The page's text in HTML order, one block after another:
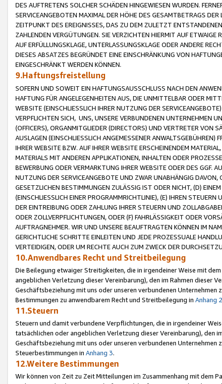
DES AUFTRETENS SOLCHER SCHÄDEN HINGEWIESEN WURDEN.
SERVICEANGEBOTEN MAXIMAL DER HÖHE DES GESAMTBETRAGS
ZEITPUNKT DES EREIGNISSES, DAS ZU DEM ZULETZT
ZAHLENDEN VERGÜTUNGEN. SIE VERZICHTEN HIERMIT AUF
AUF ERFÜLLUNGSKLAGE, UNTERLASSUNGSKLAGE ODER ANDERE
DIESES ABSATZES BEGRÜNDET EINE EINSCHRÄNKUNG VON
EINGESCHRÄNKT WERDEN KÖNNEN.
9.Haftungsfreistellung
SOFERN UND SOWEIT EIN HAFTUNGSAUSSCHLUSS NACH DEN
HAFTUNG FÜR ANGELEGENHEITEN AUS, DIE UNMITTELBAR ODER
WEBSITE (EINSCHLIESSLICH IHRER NUTZUNG DER
VERPFLICHTEN SICH, UNS, UNSERE VERBUNDENEN UNTERNEHMEN
(OFFICERS), ORGANMITGLIEDER (DIRECTORS) UND VERTRETER VON
AUSLAGEN (EINSCHLIESSLICH ANGEMESSENER
IHRER WEBSITE BZW. AUF IHRER WEBSITE ERSCHEINENDEM
MATERIALS MIT ANDEREN APPLIKATIONEN, INHALTEN ODER
BEWERBUNG ODER VERMARKTUNG IHRER WEBSITE ODER DES GGF.
NUTZUNG DER SERVICEANGEBOTE UND ZWAR UNABHÄNGIG
GESETZLICHEN BESTIMMUNGEN ZULÄSSIG IST ODER NICHT, (D)
(EINSCHLIESSLICH EINER PROGRAMMRICHTLINIE), (E) IHREN
DER EINTREIBUNG ODER ZAHLUNG IHRER STEUERN UND
ODER ZOLLVERPFLICHTUNGEN, ODER (F) FAHRLÄSSIGKEIT ODER
AUFTRAGNEHMER. WIR UND UNSERE BEAUFTRAGTEN KÖNNEN IM
GERICHTLICHE SCHRITTE EINLEITEN UND JEDE PROZESSUALE
VERTEIDIGEN, ODER UM RECHTE AUCH ZUM ZWECK DER
10.Anwendbares Recht und Streitbeilegung
Die Beilegung etwaiger Streitigkeiten, die in irgendeiner Weise mit
angeblichen Verletzung dieser Vereinbarung), den im Rahmen dieser
Geschäftsbeziehung mit uns oder unseren verbundenen
Bestimmungen zu anwendbarem Recht und Streitbeilegung in Anhang 2
11.Steuern
Steuern und damit verbundene Verpflichtungen, die in irgendeiner
tatsächlichen oder angeblichen Verletzung dieser Vereinbarung), den
Geschäftsbeziehung mit uns oder unseren verbundenen
Steuerbestimmungen in Anhang 3.
12.Weitere Bestimmungen
Wir können von Zeit zu Zeit Mitteilungen im Zusammenhang mit dem